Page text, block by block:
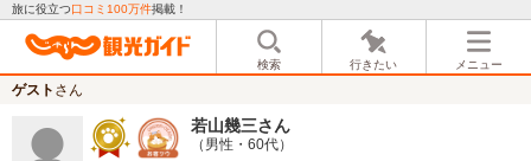
旅に役立つ口コミ100万件掲載！
検索 行きたい メニュー
ゲスト さん
若山幾三さん
（男性・60代）